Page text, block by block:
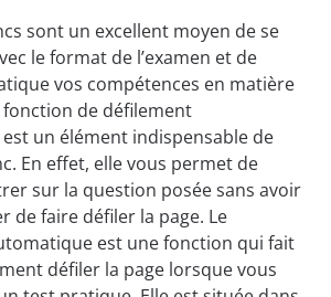
sont un excellent moyen de se
le format de l’examen et de
vos compétences en matière
fonction de défilement
un élément indispensable de
En effet, elle vous permet de
sur la question posée sans avoir
de faire défiler la page. Le
est une fonction qui fait
défiler la page lorsque vous